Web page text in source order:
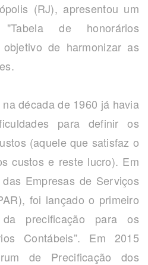
(RJ), apresentou um
de honorários
de harmonizar as
de 1960 já havia
para definir os
(aquele que satisfaz o
custos e reste lucro). Em
Empresas de Serviços
foi lançado o primeiro
precificação para os
Contábeis”. Em 2015
de Precificação dos